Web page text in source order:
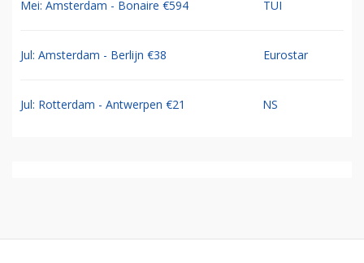
Mei: Amsterdam - Bonaire €594 TUI
Jul: Amsterdam - Berlijn €38 Eurostar
Jul: Rotterdam - Antwerpen €21 NS